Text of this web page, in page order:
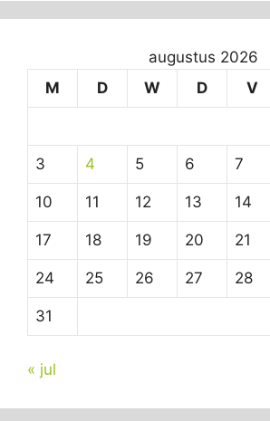
augustus 2026
M
D W D V
3 4 5 6 7
10 11 12 13 14
17 18 19 20 21
24 25 26 27 28
31
« jul